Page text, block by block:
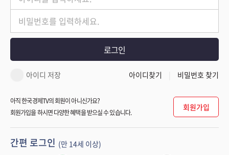
로그인
아이디 저장 아이디찾기 비밀번호 찾기
아직 한국경제TV의 회원이 아니신가요?
회원가입을 하시면 다양한 혜택을 받으실 수 있습니다.
회원가입
간편 로그인 (만 14세 이상)